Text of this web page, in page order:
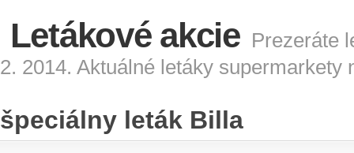
Letákové akcie Prezeráte
2. 2014. Aktuálné letáky
špeciálny leták Billa